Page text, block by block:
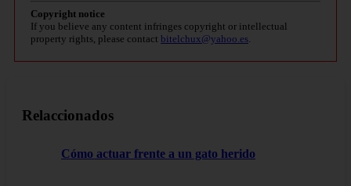
Copyright notice
If you believe any content infringes copyright or intellectual
property rights, please contact bitelchux@yahoo.es
Relaccionados
Cómo actuar frente a un gato herido